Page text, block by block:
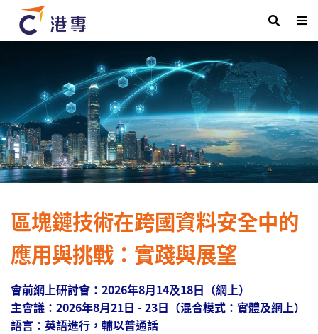
區塊鏈技術在跨國資料安全中的
應用與挑戰：實踐與展望
會前網上研討會：2026年8月14及18日 （網上）
主會議： 2026年8月21日 - 23日 （混合模式：實體及網上）
語言： 英語進行，輔以普通話